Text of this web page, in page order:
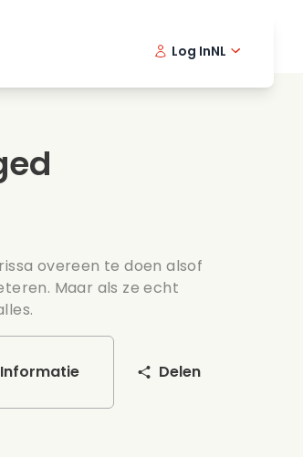
Log InNL
overeen te doen alsof
Maar als ze echt
Delen